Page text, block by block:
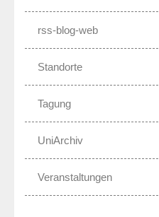
rss-blog-web
Standorte
Tagung
UniArchiv
Veranstaltungen